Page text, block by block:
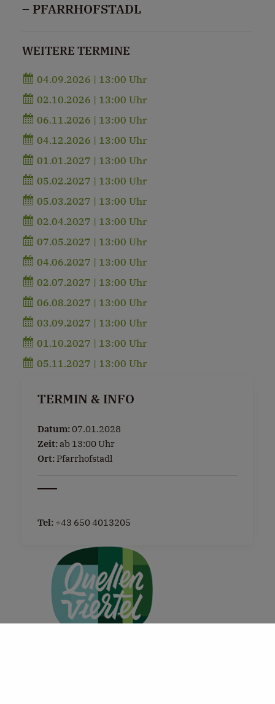
– PFARRHOFSTADL
WEITERE TERMINE
04.09.2026 | 13:00 Uhr
02.10.2026 | 13:00 Uhr
06.11.2026 | 13:00 Uhr
04.12.2026 | 13:00 Uhr
01.01.2027 | 13:00 Uhr
05.02.2027 | 13:00 Uhr
05.03.2027 | 13:00 Uhr
02.04.2027 | 13:00 Uhr
07.05.2027 | 13:00 Uhr
04.06.2027 | 13:00 Uhr
02.07.2027 | 13:00 Uhr
06.08.2027 | 13:00 Uhr
03.09.2027 | 13:00 Uhr
01.10.2027 | 13:00 Uhr
05.11.2027 | 13:00 Uhr
TERMIN & INFO
Datum:07.01.2028
Zeit: ab 13:00 Uhr
Ort: Pfarrhofstadl
Tel: +43 650 4013205